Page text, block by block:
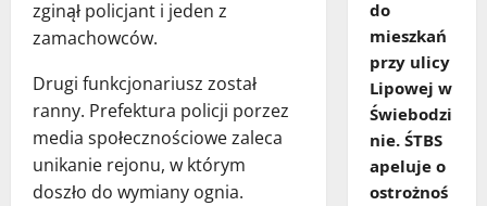
zginął policjant i jeden z
zamachowców.
Drugi funkcjonariusz został
ranny. Prefektura policji porzez
media społecznościowe zaleca
unikanie rejonu, w którym
doszło do wymiany ognia.
do
mieszkań
przy ulicy
Lipowej w
Świebodzi
nie. ŚTBS
apeluje o
ostrożnoś